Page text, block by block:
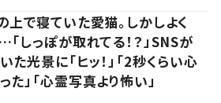
上で寝ていた愛猫。しかしよく
しっぽが取れてる！？」SNSが
た光景に「ヒッ！」「2秒くらい心
た」「心霊写真より怖い」